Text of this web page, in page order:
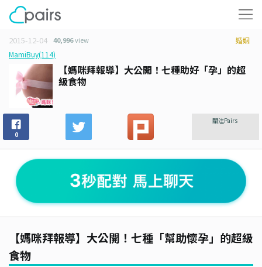
2015-12-04 40,996view
婚姻
MamiBuy(114)
【媽咪拜報導】大公開！七種助好「孕」的超
級食物
0
關注Pairs
【媽咪拜報導】大公開！七種「幫助懷孕」的超級
食物